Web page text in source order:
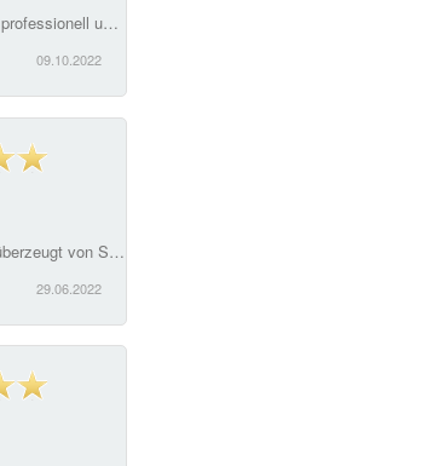
Sehr freundlich, professionell und zuverlässig. Frau Sparrer hat für uns das bestmögliche passende Mietobjekt gefunden. Wir sind mehr als zufrieden. Überaus Kompetente Beratung, kurze Reaktionszeiten, unkomplizierte Abwicklung. Immobilien Sparrer ist mit Nachdruck zu empfehlen!\"
09.10.2022
Ich bin absolut überzeugt von Sparrer-Immobilien. Sehr kompetent und freundlich. Hilfe und Lösung für alle Fragen rund um, ich empfehle das Team auf jeden Fall weiter. Frau Sparrer setzt sich für alle Belange Kaufvertrag, Verkauf von Immobilien mit großer Erfahrung, Kompetenz und Menschlichkeit ein.
29.06.2022